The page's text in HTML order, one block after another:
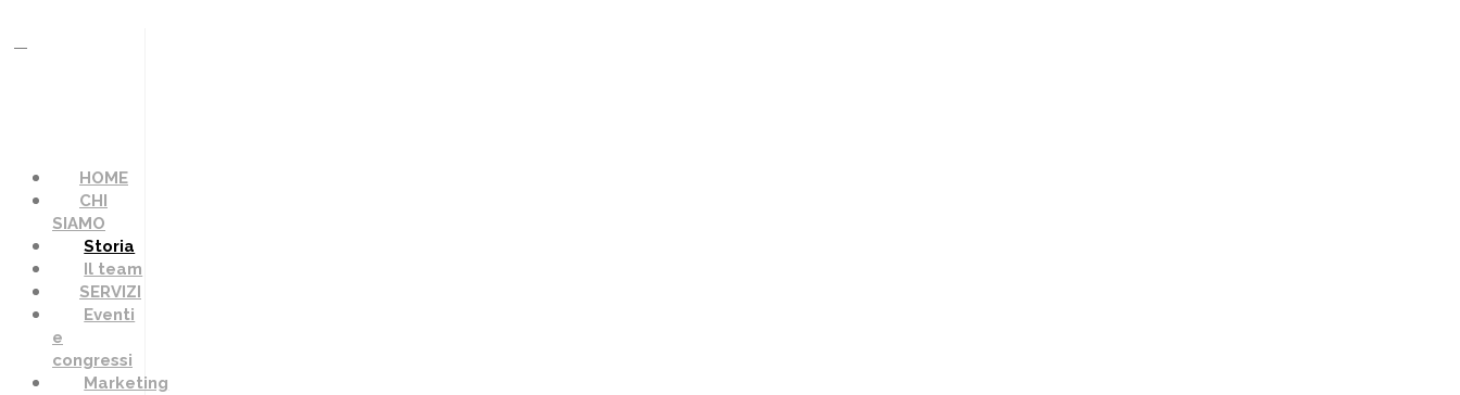
HOME
CHI
SIAMO
Storia
Il team
SERVIZI
Eventi
e
congressi
Marketing